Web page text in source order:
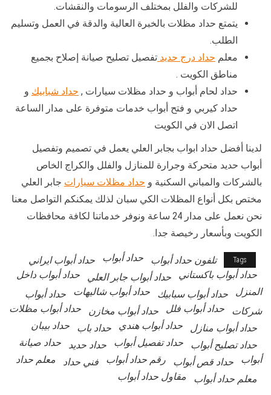
للشركات والفلل بمختلف الرسومات والنقشات.
يتمتع حداد مظلات بالخبرة العالية والدقة في العمل وتسليم
الطلب.
معلم حداد درج حديد تفصيل تصليح صيانة إصلاح بجميع
مناطق الكويت .
حداد لحام أبواب و حداد مظلات سيارات , حداد شبابيك و
حداد كيربي و فتح أبواب خدمات متوفرة على مدار الساعة
اتصل الان في الكويت
لدينا أفضل حداد ابواب بجابر العلي يعمل في تصميم وتفصيل
أبواب حديد متحركة وجرارة للمنازل والفلل والكراج الخاص
بالشركات والمباني السكنية و حداد مظلات سيارات جابر العلي
مختص بكل أنواع المظلات الكي سبان لذلك يمكنكم التواصل معنا
نحن نعمل على مدار 24 ساعة ونوفر خدماتنا لكافة محافظات
الكويت وبأسعار رخيصة جدا.
Tags تلفون حداد أبواب حداد أبواب
حداد أبواب ايراني
حداد أبواب باكستاني
حداد أبواب جابر العلي
حداد أبواب داخل
المنزل
حداد أبواب سبابيك حداد أبواب شاليهات
حداد أبواب
شركات
حداد أبواب فلل حداد أبواب مخازن
حداد أبواب مظلات
حداد أبواب منازل
حداد أبواب هندي حداد باب
حداد بيبان
حداد تصليح أبواب
حداد تفصيل أبواب حداد حديد
حداد صيانة
أبواب
حداد قص أبواب رقم حداد أبواب فني حداد
معلم حداد
معلم حداد أبواب
مقاول حداد أبواب